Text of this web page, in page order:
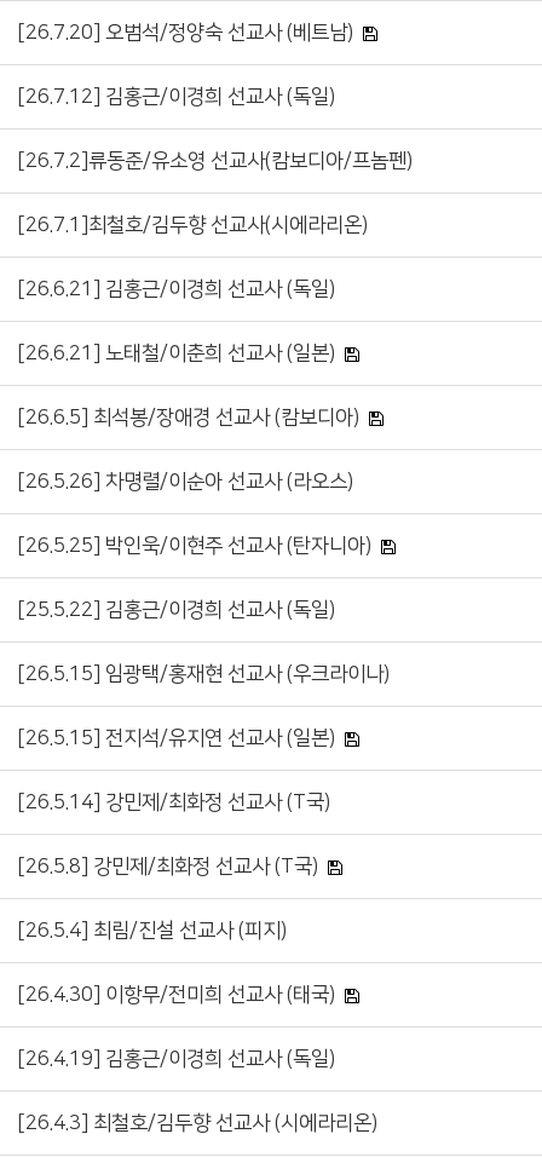
[26.7.20] 오범석/정양숙 선교사 (베트남)
[26.7.12] 김홍근/이경희 선교사 (독일)
[26.7.2]류동준/유소영 선교사(캄보디아/프놈펜)
[26.7.1]최철호/김두향 선교사(시에라리온)
[26.6.21] 김홍근/이경희 선교사 (독일)
[26.6.21] 노태철/이춘희 선교사 (일본)
[26.6.5] 최석봉/장애경 선교사 (캄보디아)
[26.5.26] 차명렬/이순아 선교사 (라오스)
[26.5.25] 박인욱/이현주 선교사 (탄자니아)
[25.5.22] 김홍근/이경희 선교사 (독일)
[26.5.15] 임광택/홍재현 선교사 (우크라이나)
[26.5.15] 전지석/유지연 선교사 (일본)
[26.5.14] 강민제/최화정 선교사 (T국)
[26.5.8] 강민제/최화정 선교사 (T국)
[26.5.4] 최림/진설 선교사 (피지)
[26.4.30] 이항무/전미희 선교사 (태국)
[26.4.19] 김홍근/이경희 선교사 (독일)
[26.4.3] 최철호/김두향 선교사 (시에라리온)